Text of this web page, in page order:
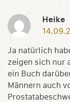
Heike
Ja natürlich
zeigen sich nur
ein Buch
Männern auch